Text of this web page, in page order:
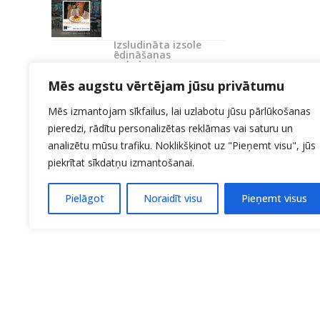
Mēs augstu vērtējam jūsu privātumu
Mēs izmantojam sīkfailus, lai uzlabotu jūsu pārlūkošanas
pieredzi, rādītu personalizētas reklāmas vai saturu un
analizētu mūsu trafiku. Noklikšķinot uz "Pieņemt visu", jūs
piekrītat sīkdatņu izmantošanai.
Pielāgot Noraidīt visu Pieņemt visus
Izsludināta izsole
ēdināšanas
pakalpojumu